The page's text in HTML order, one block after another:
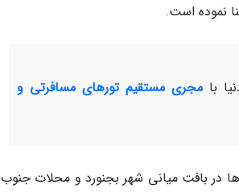
نموده است.
بامجری مستقیم تورهای مسافرتی و
در بافت میانی شهر بجنورد و محلات جنوب